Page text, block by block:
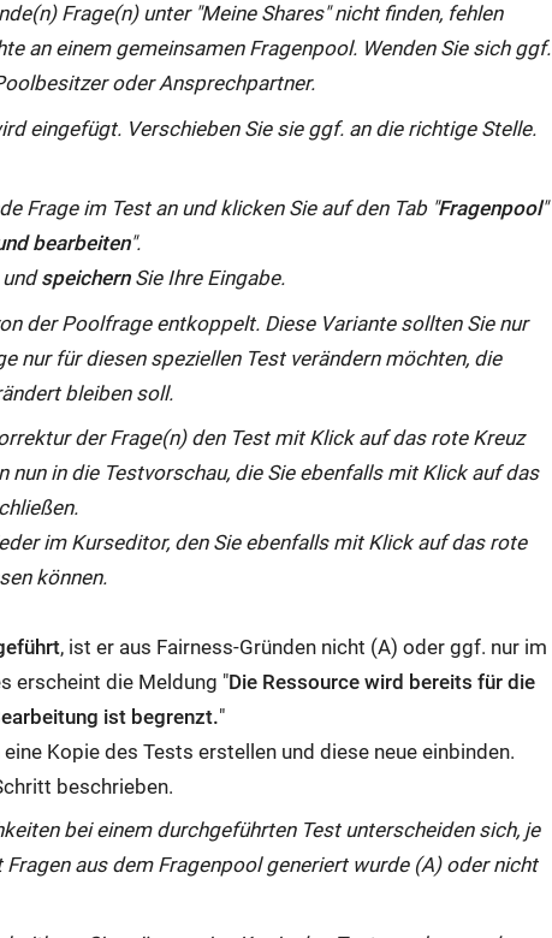
Frage(n) unter "Meine Shares" nicht finden, fehlen
an einem gemeinsamen Fragenpool. Wenden Sie sich ggf.
oder Ansprechpartner.
eingefügt. Verschieben Sie sie ggf. an die richtige Stelle.
Frage im Test an und klicken Sie auf den Tab "Fragenpool"
bearbeiten".
undspeichernSie Ihre Eingabe.
der Poolfrage entkoppelt. Diese Variante sollten Sie nur
nur für diesen speziellen Test verändern möchten, die
bleiben soll.
der Frage(n) den Test mit Klick auf das rote Kreuz
nun in die Testvorschau, die Sie ebenfalls mit Klick auf das
im Kurseditor, den Sie ebenfalls mit Klick auf das rote
können.
, ist er aus Fairness-Gründen nicht (A) oder ggf. nur im
erscheint die Meldung "Die Ressource wird bereits für die
ist begrenzt."
Kopie des Tests erstellen und diese neue einbinden.
beschrieben.
bei einem durchgeführten Test unterscheiden sich, je
aus dem Fragenpool generiert wurde (A) oder nicht